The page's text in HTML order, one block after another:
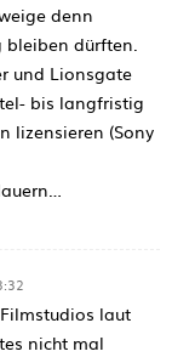
denn
dürften.
und Lionsgate
bis langfristig
lizensieren (Sony
laut
nicht mal